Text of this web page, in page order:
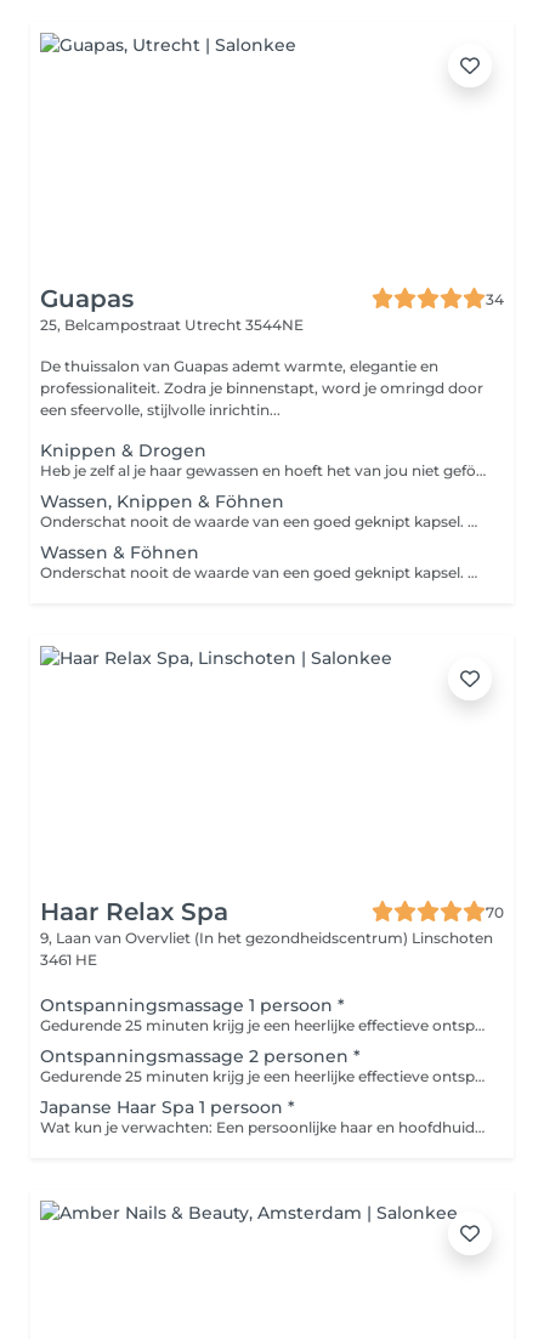
Guapas
34
25, Belcampostraat Utrecht 3544NE
De thuissalon van Guapas ademt warmte, elegantie en
professionaliteit. Zodra je binnenstapt, word je omringd door
een sfeervolle, stijlvolle inrichtin...
Knippen & Drogen
Heb je zelf al je haar gewassen en hoeft het van jou niet geföhnd te worden? Dan past deze behandeling goed bij jou. Alleen een knip behandeling zodat je haar weer goed in model valt. Onderschat nooit de waarde van een goed geknipt kapsel. Of je nu kort, lang, stijl of krullend haar hebt, de specialist helpt je bij het creëren van het kapsel die het beste bij jou past.
Wassen, Knippen & Föhnen
Onderschat nooit de waarde van een goed geknipt kapsel. Of je nu voor een bob, lagen of pony kiest, de specialist helpt je bij het creëren van het kapsel die het beste bij jou past. Zo wordt er weer meer volume in je kapsel gebracht en springt je gezicht er mooi uit. Combineer het knippen met wassen en föhnen voor de ultieme ervaring.
Wassen & Föhnen
Onderschat nooit de waarde van een goed geknipt kapsel. Of je nu kort, lang, stijl of krullend haar hebt, de specialist helpt je bij het creëren van het kapsel die het beste bij jou past. Vul de behandeling aan met het wassen & drogen van je haar voor de ultieme ervaring!
Haar Relax Spa
70
9, Laan van Overvliet (In het gezondheidscentrum) Linschoten
3461 HE
Ontspanningsmassage 1 persoon *
Gedurende 25 minuten krijg je een heerlijke effectieve ontspanningsmassage van de rug. Het is een combinatie van rustige, vloeiende bewegingen die spanning vermindert en de doorbloeding stimuleren. Voordelen zijn dat het stress vermindert, het ontspant je spieren en het zorgt voor nieuwe energie. Ook goed te combineren met een Japanse haar spa.
Ontspanningsmassage 2 personen *
Gedurende 25 minuten krijg je een heerlijke effectieve ontspanningsmassage van de rug. Het is een combinatie van rustige, vloeiende bewegingen die spanning vermindert en de doorbloeding stimuleren. Voordelen zijn dat het stress vermindert, het ontspant je spieren en het zorgt voor nieuwe energie. Ook goed te combineren met een Japanse haar spa.
Japanse Haar Spa 1 persoon *
Wat kun je verwachten: Een persoonlijke haar en hoofdhuidanalyse. Een kalmerende hoofdmassage die de bloedcirculatie stimuleert en de stress verlicht. Een zachte maar effectieve reiniging met een shampoo speciaal voor uw haar en hoofdhuid. Een voedend haarmasker dat doormiddel van de warmte van stoom dieper in het haar doordringt. Een afgestemde conditioner en als laatste een ontspannende massage van nek en schouders.